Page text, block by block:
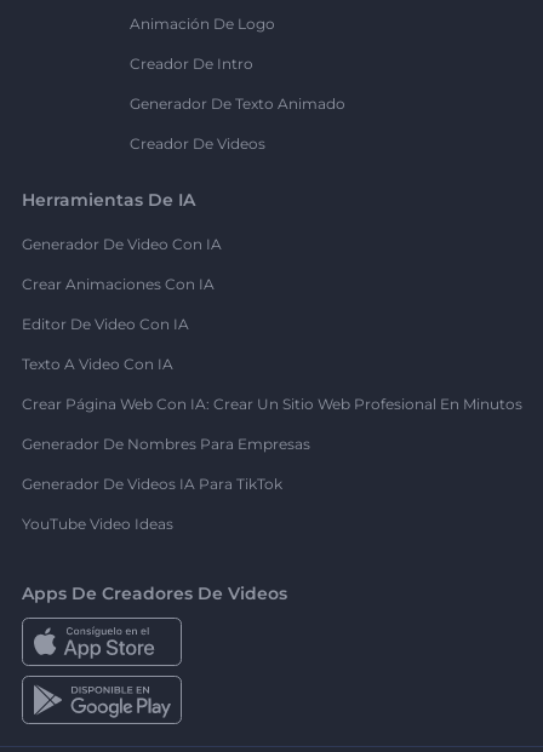
Animación De Logo
Creador De Intro
Generador De Texto Animado
Creador De Videos
Herramientas De IA
Generador De Video Con IA
Crear Animaciones Con IA
Editor De Video Con IA
Texto A Video Con IA
Crear Página Web Con IA: Crear Un Sitio Web Profesional En Minutos
Generador De Nombres Para Empresas
Generador De Videos IA Para TikTok
YouTube Video Ideas
Apps De Creadores De Videos